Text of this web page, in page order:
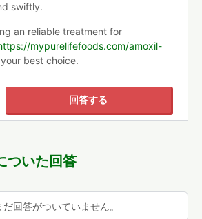
swiftly.
an reliable treatment for
mypurelifefoods.com/amoxil-
best choice.
回答する
ついた回答
回答がついていません。